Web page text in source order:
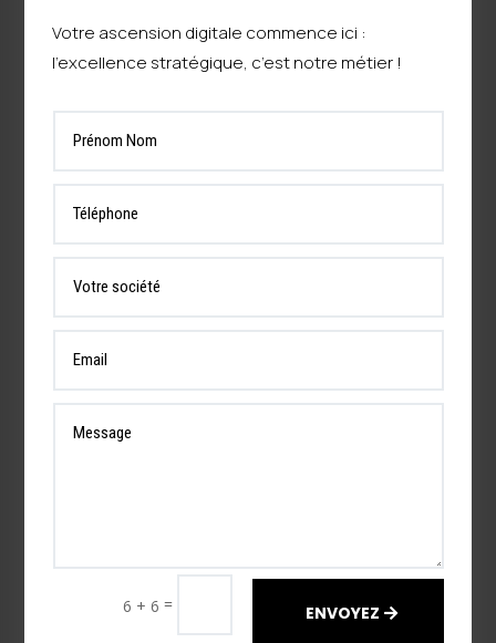
Votre ascension digitale commence ici :
l’excellence stratégique, c’est notre métier !
6 + 6 = ENVOYEZ